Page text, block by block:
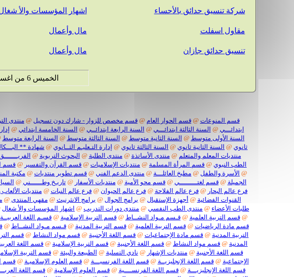
شركة تنسيق حدائق بالأحساء
اشهار المؤسسات والأ
مقاول اسفلت
مال وأعمال
تنسيق حدائق جازان
مال وأعمال
الخميس 6 من اغسطس 2026 , الساعة الان 09:42:33 مساءً.
قسم المنوعات @قسم الحوار العام @قسم مخصص للزوار - شارك دون تسجيل @ منتدى
ابتدائـــي @ السنة الثالثة ابتدائـــي @ السنة الرابعة ابتدائــي @ السنة الخامسة ابتدائي @
السنة الأولى متوسط @ السنة الثانية متوسط @ السنة الثالثة متوسط @ السنة الرابعة متوسط
ثانوي @ السنة الثانية ثانوي @ السنة الثالثة ثانوي @ إدارة التـعليـم الثــانوي @ شهادة **
منتديات المعلم والمتعلم @ منتدى الأساتذة @ منتدى الطلبة @ البحوث التربوية @
الطب النبوي @ قسم المرأة المسلمة @ منتديات الإسلاميات @ قسم القرآن والتفسير @ قسم
@ الأسرة والطفل @ مطبخ العائلـــة @ منتدى الدعم الفني @ قسم تطوير منتديات @ مكتبة
الجميلة @قسم لغتـــــــــي @قسم محو الأمية @ منتديات الأسفار @تاريـخ وطــــــني @
فرع عالم البحار @فرع عالم الفلاحة @فرع عالم الحيوان @فرع عالم النبات @ منتديات الألعاب
القنوات الفضائية @ أجهزة الإستقبال @ برامج الجوال @ برامج الانثرنيث @ مقهي المنتدى @
طلبات الأعضاء @ منتدى الطب النفسي @ منتدى دورات التدريب @ اشهار المؤسسات والأ شغال
@قسم التربية العلمية @قـسم مـواد النشــاط @قسم التربية الإسلامية @قسـم اللغة العربيــة
قسم مادة الرياضيات @قسم التربية العلمية @قسم التربية المدنية @قـسم مـواد النشــاط @
التربية المدنية @ قسم مادة الإجتماعيات @ قسم اللغة الأجنبية @ قسم مواد النشاط @ قسم
المدنية @ قسم مواد النشاط @ قسم اللغة الأجنبية @ قسم التربية الإسلامية @ قسم اللغة
قسم اللغة الأجنبية @ منتديات الإشهار @ نادي التسلية @ الطبيعة والبيئة @قسم التربية
الإجتماعية @قسم اللغة الإنجليزيــة @قسم اللغة الفرنسيـــة @قسم العلوم الإسلاميـة @قسم
قسم اللغة الإنجليزيـــة @قسم اللغة الفرنســــية @قسم العلوم الإسلامية @قسم اللغة